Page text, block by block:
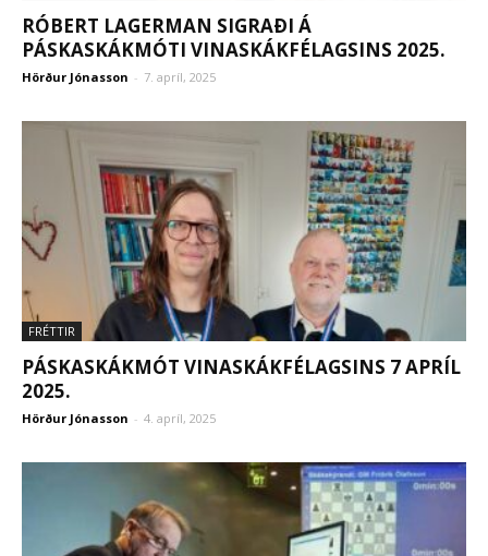
RÓBERT LAGERMAN SIGRAÐI Á
PÁSKASKÁKMÓTI VINASKÁKFÉLAGSINS 2025.
Hörður Jónasson - 7. apríl, 2025
FRÉTTIR
PÁSKASKÁKMÓT VINASKÁKFÉLAGSINS 7 APRÍL
2025.
Hörður Jónasson - 4. apríl, 2025